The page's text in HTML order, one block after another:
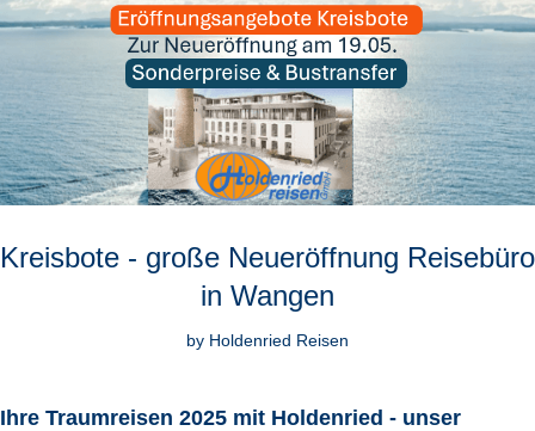
Kreisbote - große Neueröffnung Reisebüro
in Wangen
by Holdenried Reisen
Ihre Traumreisen 2025 mit Holdenried - unser